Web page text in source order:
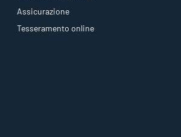
Assicurazione
Tesseramento online